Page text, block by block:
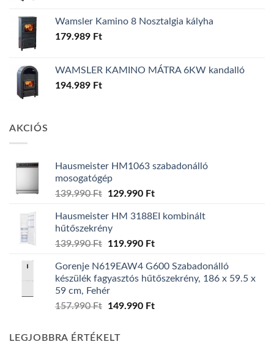
Wamsler Kamino 8 Nosztalgia kályha
179.989 Ft
WAMSLER KAMINO MÁTRA 6KW kandalló
194.989 Ft
AKCIÓS
Hausmeister HM1063 szabadonálló
mosogatógép
139.990Ft
Original
was:
139.990 Ft.
129.990 FtCurrent
is:
Hausmeister HM 3188EI kombinált
hűtőszekrény
139.990Ft
Original
was:
139.990 Ft.
119.990 FtCurrent
is:
119.990 Ft.
Gorenje N619EAW4 G600 Szabadonálló
készülék fagyasztós hűtőszekrény, 186 x 59.5 x
59 cm, Fehér
157.990Ft
Original
157.990 Ft.
149.990 FtCurrent
LEGJOBBRA ÉRTÉKELT